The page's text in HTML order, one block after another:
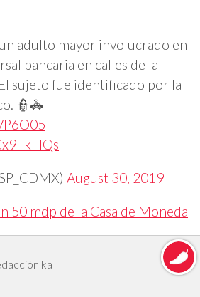
adulto mayor involucrado en
bancaria en calles de la
sujeto fue identificado por la
👮‍🚓
August 30, 2019
50 mdp de la Casa de Moneda
ka